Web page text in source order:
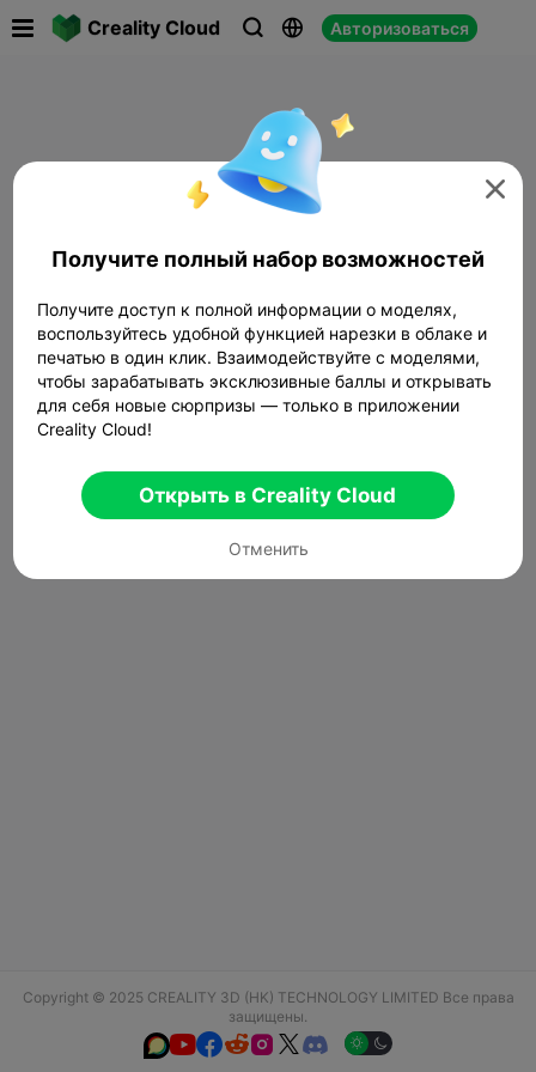
Creality Cloud   Авторизоваться
Copyright © 2025 CREALITY 3D (HK) TECHNOLOGY LIMITED Все права
защищены.
  

Получите полный набор возможностей
Получите доступ к полной информации о моделях,
воспользуйтесь удобной функцией нарезки в облаке и
печатью в один клик. Взаимодействуйте с моделями,
чтобы зарабатывать эксклюзивные баллы и открывать
для себя новые сюрпризы — только в приложении
Creality Cloud!
Открыть в Creality Cloud
Отменить